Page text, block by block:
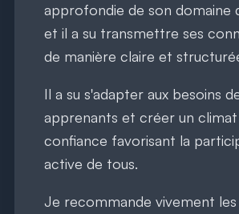
approfondie de son domaine
et il a su transmettre ses
de manière claire et
Il a su s'adapter aux besoins
apprenants et créer un
confiance favorisant la
active de tous.
Je recommande vivement les